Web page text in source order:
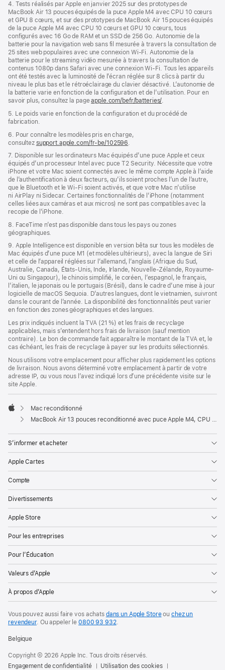
4. Tests réalisés par Apple en janvier 2025 sur des prototypes de
MacBook Air 13 pouces équipés de la puce Apple M4 avec CPU 10 cœurs
et GPU 8 cœurs, et sur des prototypes de MacBook Air 15 pouces équipés
de la puce Apple M4 avec CPU 10 cœurs et GPU 10 cœurs, tous
configurés avec 16 Go de RAM et un SSD de 256 Go. Autonomie de la
batterie pour la navigation web sans fil mesurée à travers la consultation de
25 sites web populaires avec une connexion Wi-Fi. Autonomie de la
batterie pour le streaming vidéo mesurée à travers la consultation de
contenus 1080p dans Safari avec une connexion Wi-Fi. Tous les appareils
ont été testés avec la luminosité de l’écran réglée sur 8 clics à partir du
niveau le plus bas et le rétroéclairage du clavier désactivé. L’autonomie de
la batterie varie en fonction de la configuration et de l’utilisation. Pour en
savoir plus, consultez la pageapple.com/befr/batteries/.
5. Le poids varie en fonction de la configuration et du procédé de
fabrication.
6. Pour connaître les modèles pris en charge,
consultez support.apple.com/fr-be/102596
7. Disponible sur les ordinateurs Mac équipés d’une puce Apple et ceux
équipés d’un processeur Intel avec puce T2 Security. Nécessite que votre
iPhone et votre Mac soient connectés avec le même compte Apple à l’aide
de l’authentification à deux facteurs, qu’ils soient proches l’un de l’autre,
que le Bluetooth et le Wi-Fi soient activés, et que votre Mac n’utilise
ni AirPlay ni Sidecar. Certaines fonctionnalités de l’iPhone (notamment
celles liées aux caméras et aux micros) ne sont pas compatibles avec la
recopie de l’iPhone.
8. FaceTime n’est pas disponible dans tous les pays ou zones
géographiques.
9. Apple Intelligence est disponible en version bêta sur tous les modèles de
Mac équipés d’une puce M1 (et modèles ultérieurs), avec la langue de Siri
et celle de l’appareil réglées sur l’allemand, l’anglais (Afrique du Sud,
Australie, Canada, États-Unis, Inde, Irlande, Nouvelle-Zélande, Royaume-
Uni ou Singapour), le chinois simplifié, le coréen, l’espagnol, le français,
l’italien, le japonais ou le portugais (Brésil), dans le cadre d’une mise à jour
logicielle de macOS Sequoia. D’autres langues, dont le vietnamien, suivront
dans le courant de l’année. La disponibilité des fonctionnalités peut varier
en fonction des zones géographiques et des langues.
Les prix indiqués incluent la TVA (21 %) et les frais de recyclage
applicables, mais s’entendent hors frais de livraison (sauf mention
contraire). Le bon de commande fait apparaître le montant de la TVA et, le
cas échéant, les frais de recyclage à payer sur les produits sélectionnés.
Nous utilisons votre emplacement pour afficher plus rapidement les options
de livraison. Nous avons déterminé votre emplacement à partir de votre
adresse IP, ou vous nous l’avez indiqué lors d’une précédente visite sur le
site Apple.
Apple
Mac reconditionné
MacBook Air 13 pouces reconditionné avec puce Apple M4, CPU 10 cœurs et GPU 8 cœurs – Bleu ciel
S’informer et acheter
Apple Cartes
Compte
Divertissements
Apple Store
Pour les entreprises
Pour l’Éducation
Valeurs d’Apple
À propos d’Apple
Vous pouvez aussi faire vos achats dans un Apple Storeouchez un
revendeur. Ouappeler le0800 93 932.
Belgique
Copyright © 2026 Apple Inc. Tous droits réservés.
Engagement de confidentialité
Utilisation des cookies